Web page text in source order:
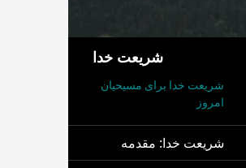
شریعت خدا
شریعت خدا برای مسیحیان
امروز
شریعت خدا: مقدمه